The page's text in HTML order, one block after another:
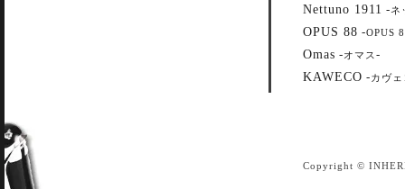
Nettuno 1911 -ネ
OPUS 88 -OPUS
Omas -オマス -
KAWECO -カヴェ
Copyright ©